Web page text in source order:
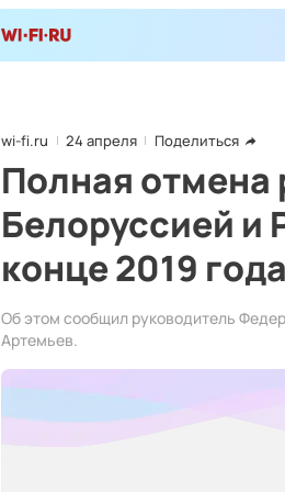
wi-fi.ru 24 апреля Поделиться
Полная
Белоруссией и
конце 2019 года
Об этом сообщил руководитель
Артемьев.